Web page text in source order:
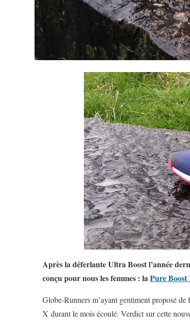
Après la déferlante Ultra Boost l’année
conçu pour nous les femmes : laPure Boost
Globe-Runners m’ayant gentiment proposé
X durant le mois écoulé. Verdict sur cette